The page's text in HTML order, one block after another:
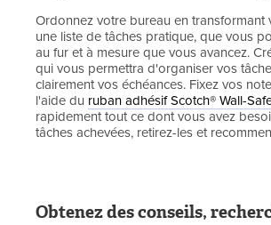
Ordonnez votre bureau en transformant
une liste de tâches pratique, que vous
au fur et à mesure que vous avancez.
qui vous permettra d'organiser vos
clairement vos échéances. Fixez vos
l'aide du ruban adhésif Scotch® Wall-
rapidement tout ce dont vous avez
tâches achevées, retirez-les et
Obtenez des conseils,